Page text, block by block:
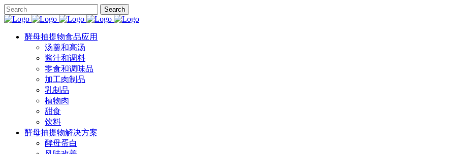
酵母抽提物食品应用
汤羹和高汤
酱汁和调料
零食和调味品
加工肉制品
乳制品
植物肉
甜食
饮料
酵母抽提物解决方案
酵母蛋白